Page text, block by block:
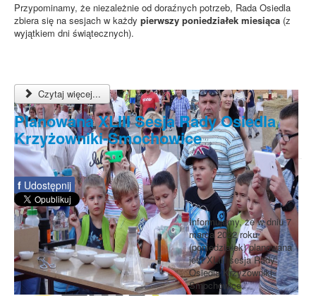
Przypominamy, że niezależnie od doraźnych potrzeb, Rada Osiedla
zbiera się na sesjach w każdy pierwszy poniedziałek miesiąca (z
wyjątkiem dni świątecznych).
Czytaj więcej...
Planowana XLIII Sesja Rady Osiedla
Krzyżowniki-Smochowice
f Udostępnij
Informujemy, że w dniu 7
marca 2022 roku
(poniedziałek) planowana
jest XLIII sesja Rady
Osiedla Krzyżowniki-
Smochowice.